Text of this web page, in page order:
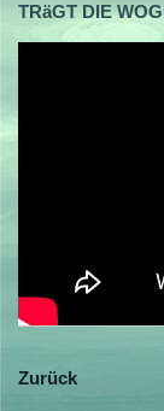
TRäGT DIE
Zurück